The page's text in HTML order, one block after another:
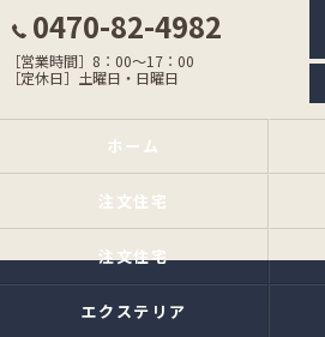
0470-82-4982
［営業時間］8：00〜17：00
［定休日］土曜日・日曜日
ホーム
注文住宅
注文住宅
エクステリア